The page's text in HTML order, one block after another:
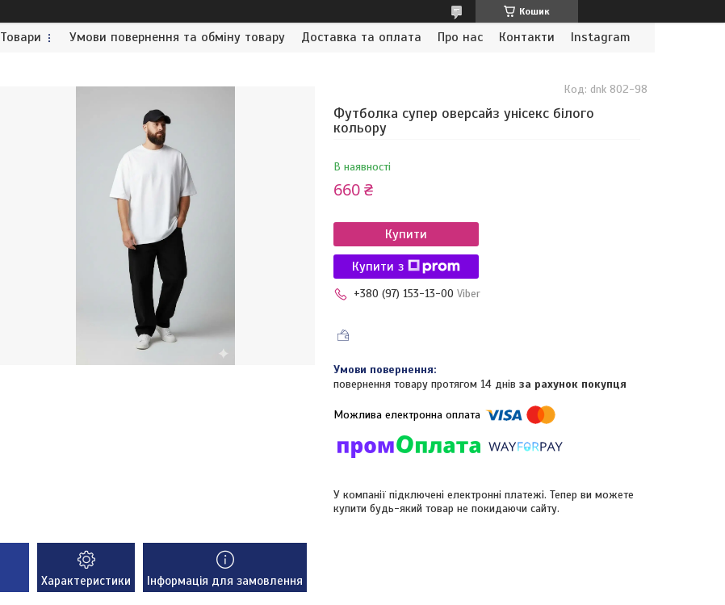
Кошик
Товари Умови повернення та обміну товару Доставка та оплата Про нас Контакти Instagram
Футболка супер оверсайз унісекс білого
кольору
В наявності
Код: dnk 802-98
660 ₴
Купити
Купити з
+380 (97) 153-13-00 Viber
повернення товару протягом 14 днів за рахунок покупця
У компанії підключені електронні платежі. Тепер ви можете
купити будь-який товар не покидаючи сайту.
Характеристики Інформація для замовлення